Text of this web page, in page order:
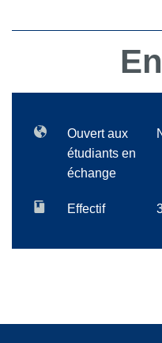
Ouvert aux
étudiants en
échange
Effectif